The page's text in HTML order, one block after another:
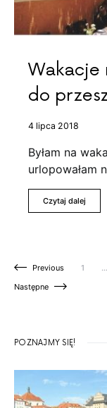
Wakacje
do
4 lipca 2018
Byłam na
urlopowałam
Czytaj dalej
Previous 1 …
Następne
POZNAJMY SIĘ!